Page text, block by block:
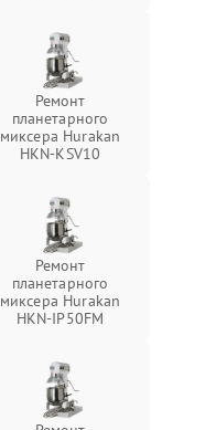
Ремонт
планетарного
миксера Hurakan
HKN-KSV10
Ремонт
планетарного
миксера Hurakan
HKN-IP50FM